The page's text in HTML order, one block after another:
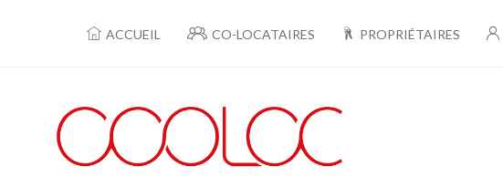
ACCUEIL CO-LOCATAIRES PROPRIÉTAIRES